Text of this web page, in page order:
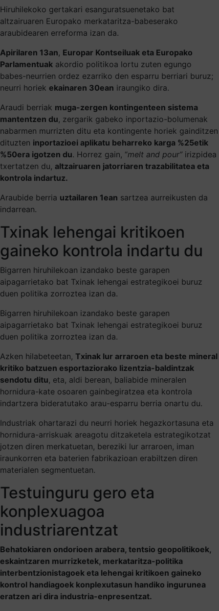
Hiruhilekoko gertakari esanguratsuenetako bat
altzairuaren Europako merkataritza-babeserako
araubidearen erreforma izan da.
Apirilaren 13an, Europar Kontseiluak eta Europako
Parlamentuak akordio politikoa lortu zuten egungo
babes-neurrien ordez ezarriko den esparru berriari buruz;
neurri horiek ekainaren 30ean iraungiko dira.
Araudi berriak muga-zergen kontingenteen sistema
mantentzen du, zergarik gabeko inportazio-bolumenak
nabarmen murrizten ditu eta kontingente horiek gainditzen
dituzten inportazioei aplikatu beharreko karga %25etik
%50era igotzen du. Horrez gain, “melt and pour” irizpidea
txertatzen du, altzairuaren jatorriaren trazabilitatea eta
kontrola indartuz.
Araubide berria uztailaren 1ean sartzea aurreikusten da
indarrean.
Txinak lehengai kritikoen
gaineko kontrola indartu du
Bigarren hiruhilekoan izandako beste garapen
aipagarrietako bat Txinak lehengai estrategikoei buruz
duen politika zorroztea izan da.
Bigarren hiruhilekoan izandako beste garapen
aipagarrietako bat Txinak lehengai estrategikoei buruz
duen politika zorroztea izan da.
Azken hilabeteetan, Txinak lur arraroen eta beste mineral
kritiko batzuen esportaziorako lizentzia-baldintzak
sendotu ditu, eta, aldi berean, baliabide mineralen
hornidura-kate osoaren gainbegiratzea eta kontrola
indartzera bideratutako arau-esparru berria onartu du.
Industriak ohartarazi du neurri horiek hegazkortasuna eta
hornidura-arriskuak areagotu ditzaketela estrategikotzat
jotzen diren merkatuetan, bereziki lur arraroen, iman
iraunkorren eta baterien fabrikazioan erabiltzen diren
materialen segmentuetan.
Testuinguru gero eta
konplexuagoa
industriarentzat
Behatokiaren ondorioen arabera, tentsio geopolitikoek,
eskaintzaren murrizketek, merkataritza-politika
interbentzionistagoek eta lehengai kritikoen gaineko
kontrol handiagoek konplexutasun handiko ingurunea
eratzen ari dira industria-enpresentzat.